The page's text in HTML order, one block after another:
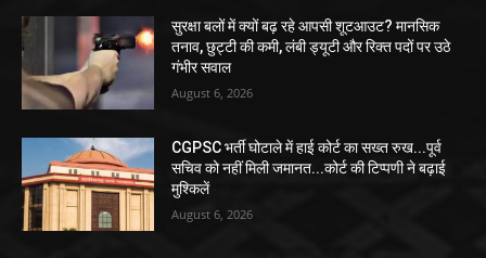
सुरक्षा बलों में क्यों बढ़ रहे आपसी शूटआउट? मानसिक
तनाव, छुट्टी की कमी, लंबी ड्यूटी और रिक्त पदों पर उठे
गंभीर सवाल
August 6, 2026
CGPSC भर्ती घोटाले में हाई कोर्ट का सख्त रुख...पूर्व
सचिव को नहीं मिली जमानत...कोर्ट की टिप्पणी ने बढ़ाई
मुश्किलें
August 6, 2026